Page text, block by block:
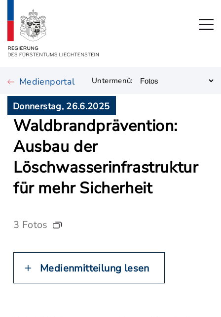
Medienportal Untermenü:
Donnerstag, 26.6.2025
Waldbrandprävention:
Ausbau der
Löschwasserinfrastruktur
für mehr Sicherheit
3 Fotos
Medienmitteilung lesen